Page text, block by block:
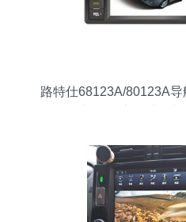
路特仕68123A/80123A